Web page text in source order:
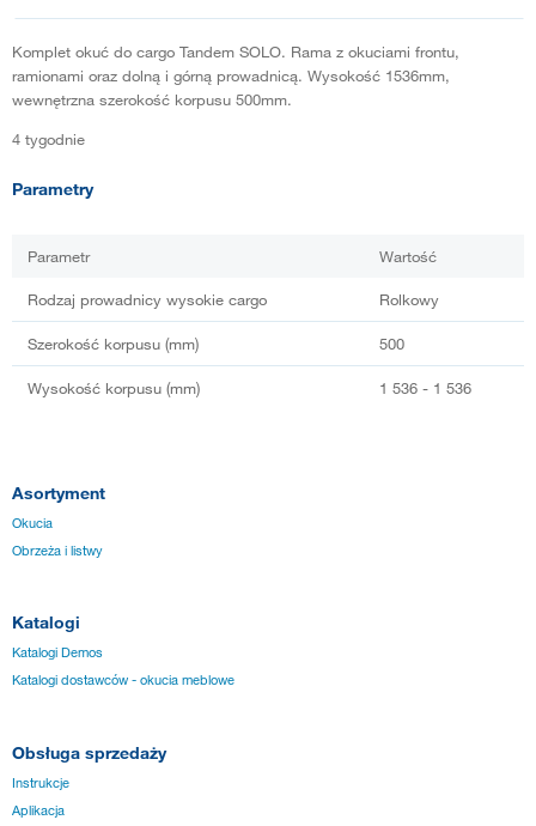
Komplet okuć do cargo Tandem SOLO. Rama z okuciami frontu,
ramionami oraz dolną i górną prowadnicą. Wysokość 1536mm,
wewnętrzna szerokość korpusu 500mm.
4 tygodnie
Parametry
Parametr Wartość
Rodzaj prowadnicy wysokie cargo Rolkowy
Szerokość korpusu (mm) 500
Wysokość korpusu (mm) 1 536 - 1 536
Asortyment
Okucia
Obrzeża i listwy
Katalogi
Katalogi Demos
Katalogi dostawców - okucia meblowe
Obsługa sprzedaży
Instrukcje
Aplikacja